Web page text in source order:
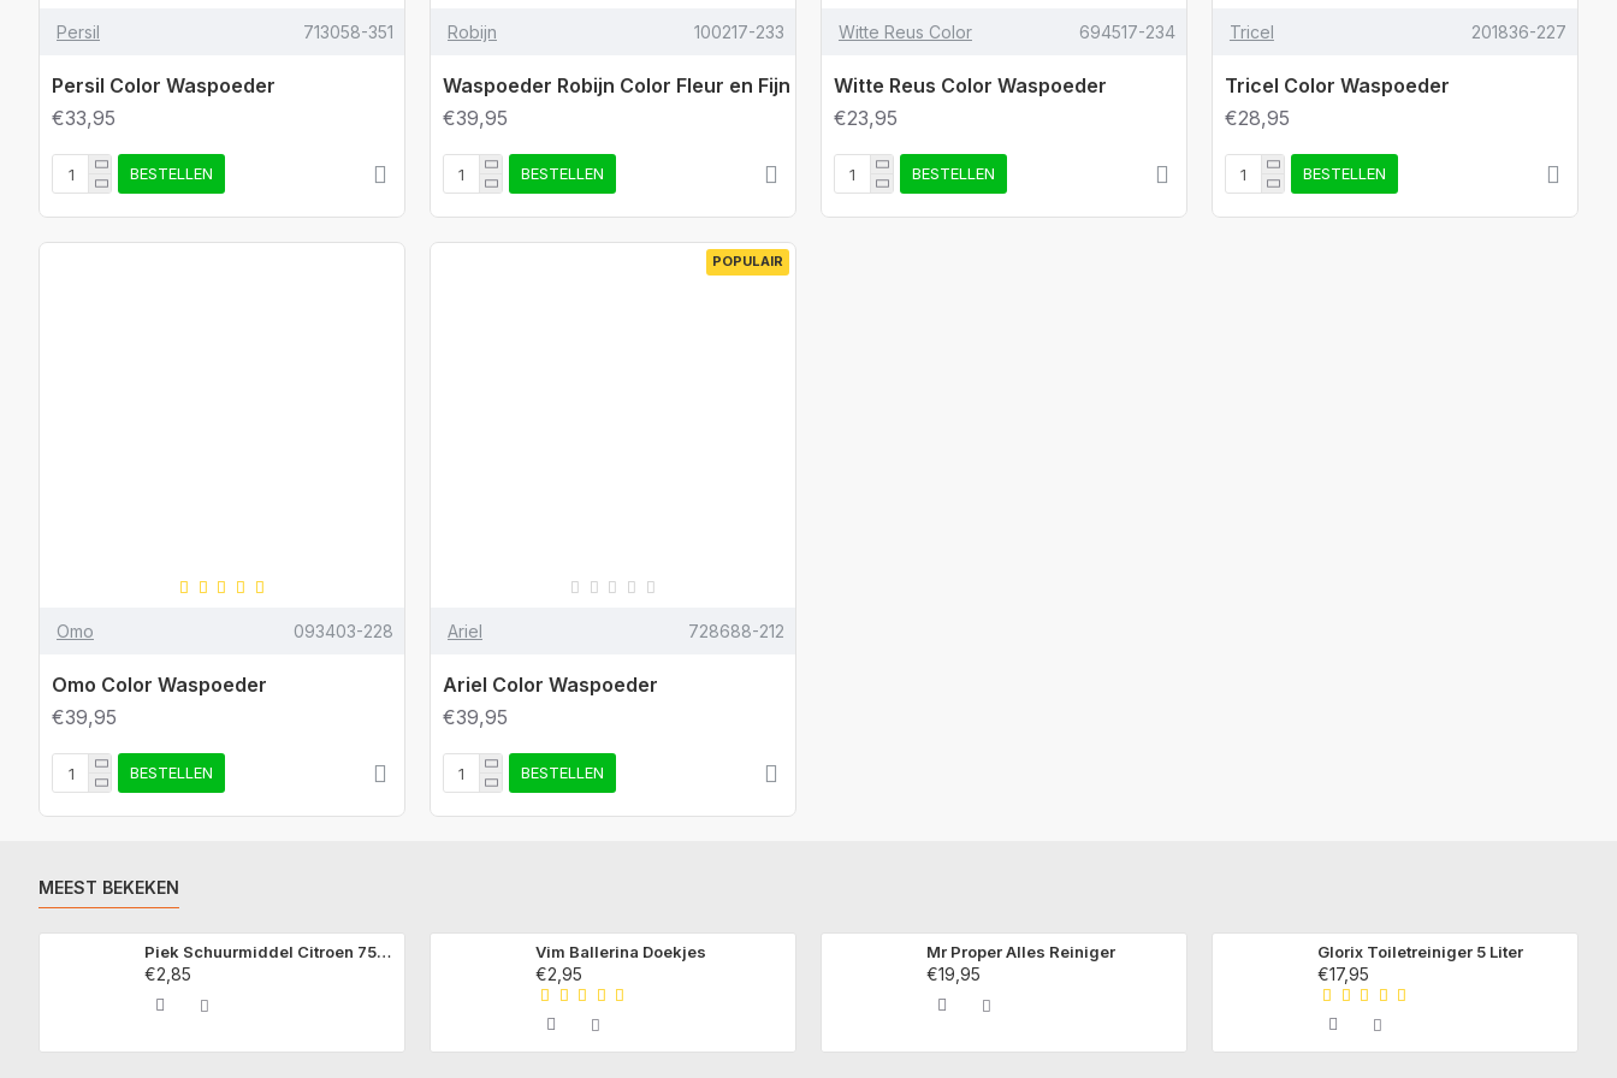
Persil 713058-351
Persil Color Waspoeder
€33,95
BESTELLEN
Robijn 100217-233
Waspoeder Robijn Color Fleur en Fijn
€39,95
BESTELLEN
Witte Reus Color 694517-234
Witte Reus Color Waspoeder
€23,95
BESTELLEN
Tricel 201836-227
Tricel Color Waspoeder
€28,95
BESTELLEN
Omo 093403-228
Omo Color Waspoeder
€39,95
BESTELLEN
POPULAIR
Ariel 728688-212
Ariel Color Waspoeder
€39,95
BESTELLEN
MEEST BEKEKEN
Piek Schuurmiddel Citroen 750 ml
€2,85
Vim Ballerina Doekjes
€2,95
Mr Proper Alles Reiniger
€19,95
Glorix Toiletreiniger 5 Liter
€17,95